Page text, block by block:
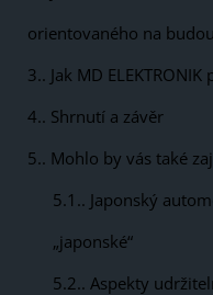
orientovaného na
3. Jak MD
4. Shrnutí a závěr
5. Mohlo by vás také
5.1. Japonský
„japonské“
5.2. Aspekty